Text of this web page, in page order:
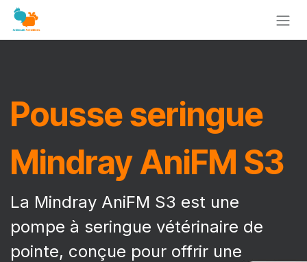
Se rendre au contenu
Pousse seringue
Mindray AniFM S3
La Mindray AniFM S3 est une
pompe à seringue vétérinaire de
pointe, conçue pour offrir une